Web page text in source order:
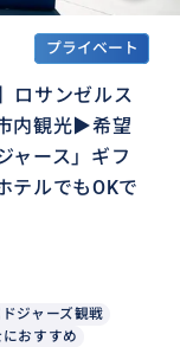
プライベート
ロサンゼルス
内観光▶︎希望
ャース」ギフ
テルでもOKで
ジャーズ観戦
おすすめ